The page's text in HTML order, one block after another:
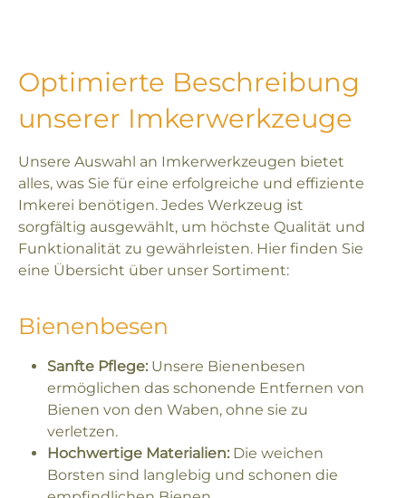
Optimierte Beschreibung
unserer Imkerwerkzeuge
Unsere Auswahl an Imkerwerkzeugen bietet
alles, was Sie für eine erfolgreiche und effiziente
Imkerei benötigen. Jedes Werkzeug ist
sorgfältig ausgewählt, um höchste Qualität und
Funktionalität zu gewährleisten. Hier finden Sie
eine Übersicht über unser Sortiment:
Bienenbesen
Sanfte Pflege: Unsere Bienenbesen
ermöglichen das schonende Entfernen von
Bienen von den Waben, ohne sie zu
verletzen.
Hochwertige Materialien: Die weichen
Borsten sind langlebig und schonen die